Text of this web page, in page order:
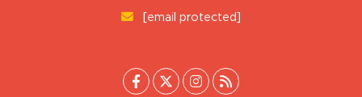
[email protected]